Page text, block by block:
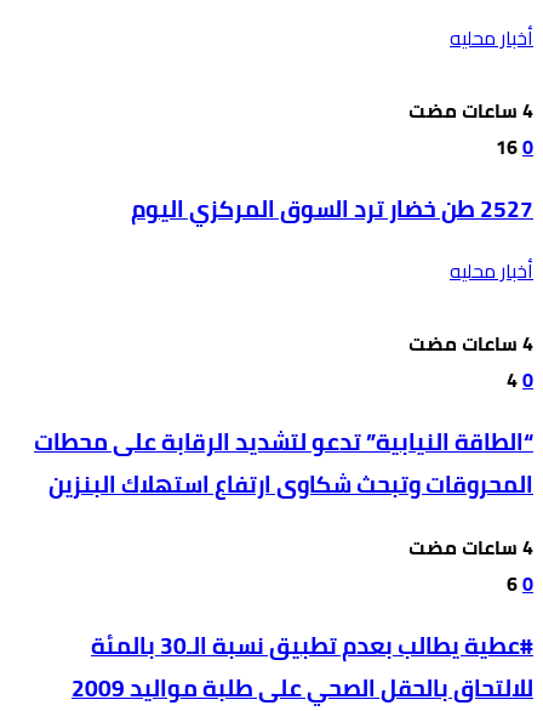
أخبار محليه
0
16
2527 طن خضار ترد السوق المركزي اليوم
أخبار محليه
0
4
“الطاقة النيابية” تدعو لتشديد الرقابة على محطات
المحروقات وتبحث شكاوى ارتفاع استهلاك البنزين
0
6
#عطية يطالب بعدم تطبيق نسبة الـ30 بالمئة
للالتحاق بالحقل الصحي على طلبة مواليد 2009